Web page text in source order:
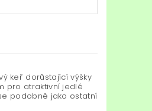
keř dorůstající výšky
pro atraktivní jedlé
podobně jako ostatní